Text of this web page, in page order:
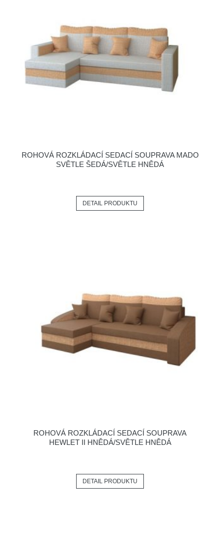
ROHOVÁ ROZKLÁDACÍ SEDACÍ SOUPRAVA MADO
SVĚTLE ŠEDÁ/SVĚTLE HNĚDÁ
DETAIL PRODUKTU
ROHOVÁ ROZKLÁDACÍ SEDACÍ SOUPRAVA
HEWLET II HNĚDÁ/SVĚTLE HNĚDÁ
DETAIL PRODUKTU